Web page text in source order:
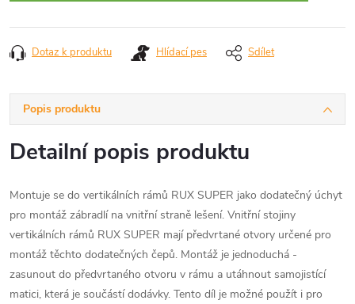
Dotaz k produktu Hlídací pes Sdílet
Popis produktu
Detailní popis produktu
Montuje se do vertikálních rámů RUX SUPER jako dodatečný úchyt
pro montáž zábradlí na vnitřní straně lešení. Vnitřní stojiny
vertikálních rámů RUX SUPER mají předvrtané otvory určené pro
montáž těchto dodatečných čepů. Montáž je jednoduchá -
zasunout do předvrtaného otvoru v rámu a utáhnout samojistící
matici, která je součástí dodávky. Tento díl je možné použít i pro